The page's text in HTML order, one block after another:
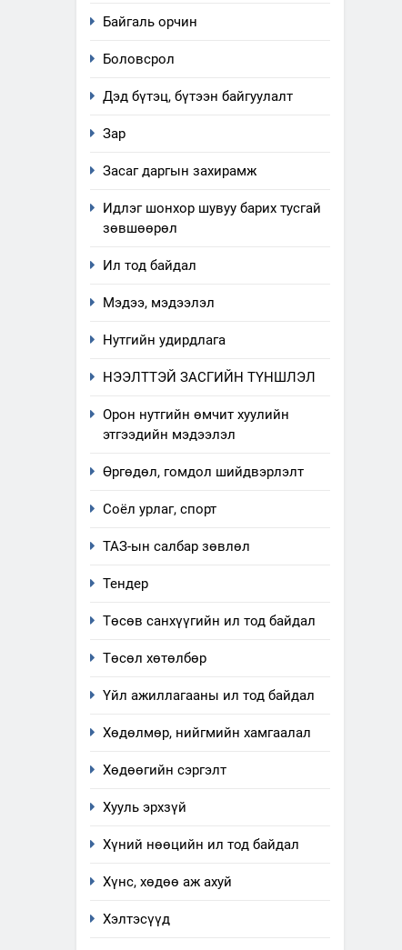
Байгаль орчин
Боловсрол
Дэд бүтэц, бүтээн байгуулалт
Зар
Засаг даргын захирамж
Идлэг шонхор шувуу барих тусгай
зөвшөөрөл
Ил тод байдал
Мэдээ, мэдээлэл
Нутгийн удирдлага
НЭЭЛТТЭЙ ЗАСГИЙН ТҮНШЛЭЛ
Орон нутгийн өмчит хуулийн
этгээдийн мэдээлэл
Өргөдөл, гомдол шийдвэрлэлт
Соёл урлаг, спорт
ТАЗ-ын салбар зөвлөл
Тендер
Төсөв санхүүгийн ил тод байдал
Төсөл хөтөлбөр
Үйл ажиллагааны ил тод байдал
Хөдөлмөр, нийгмийн хамгаалал
Хөдөөгийн сэргэлт
Хууль эрхзүй
Хүний нөөцийн ил тод байдал
Хүнс, хөдөө аж ахуй
Хэлтэсүүд
“Шинэтгэлээр түүчээлсэн
хүрээнд зохион байгуулах
ТАЗ-ЫН САЛБАР ЗӨВЛӨЛ
Санхүүгийн тайланд хийсэн
аудитын дүгнэлт
ИЛ ТОД БАЙДАЛ
Үйл ажиллагаандаа мөрдөж
ИЛ ТОД БАЙДАЛ
явуулж байгаа үйл
ажиллагаа, үйлдвэрлэл,
техник, технологийн хүн,
байгаль орчинд үзүүлэх
буюу үзүүлж байгаа
мэдээлэл
ИЛ ТОД БАЙДАЛ
долоо хоног-2025
НЭЭЛТТЭЙ ЗАСГИЙН ТҮНШЛЭЛ
“БИД ИРГЭДЭЭ СОНСОЖ,
ШИЙДНЭ” ӨДРИЙГ ЗОХИОН